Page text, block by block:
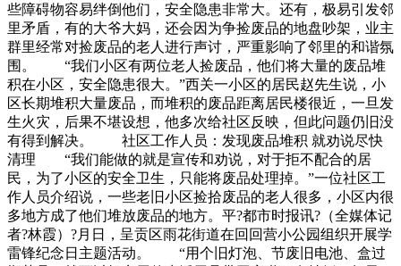
些障碍物容易绊倒他们，安全隐患非常大。还有，极易引发邻
里矛盾，有的大爷大妈，还会因为争捡废品的地盘吵架，业主
群里经常对捡废品的老人进行声讨，严重影响了邻里的和谐氛
围。 “我们小区有两位老人捡废品，他们将大量的废品堆
积在小区，安全隐患很大。”西关一小区的居民赵先生说，小
区长期堆积大量废品，而堆积的废品距离居民楼很近，一旦发
生火灾，后果不堪设想，他多次给社区反映，但此问题仍旧没
有得到解决。 社区工作人员：发现废品堆积 就劝说尽快
清理 “我们能做的就是宣传和劝说，对于拒不配合的居
民，为了小区的安全卫生，只能将废品处理掉。”一位社区工
作人员介绍说，一些老旧小区捡拾废品的老人很多，小区内很
多地方成了他们堆放废品的地方。平?都市时报讯?（全媒体记
者?林霞）?月日，呈贡区雨花街道在回回营小公园组织开展学
雷锋纪念日主题活动。 “用个旧灯泡、节废旧电池、盒过